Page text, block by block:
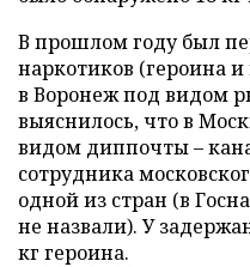
В прошлом году был
наркотиков (героина
в Воронеж под видом
выяснилось, что в
видом диппочты –
сотрудника
одной из стран (в
не назвали). У
кг героина.